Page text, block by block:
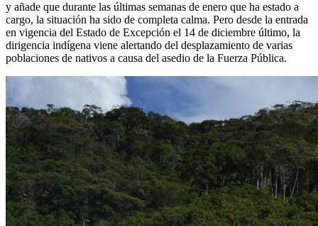
y añade que durante las últimas semanas de enero que ha estado a
cargo, la situación ha sido de completa calma. Pero desde la entrada
en vigencia del Estado de Excepción el 14 de diciembre último, la
dirigencia indígena viene alertando del desplazamiento de varias
poblaciones de nativos a causa del asedio de la Fuerza Pública.